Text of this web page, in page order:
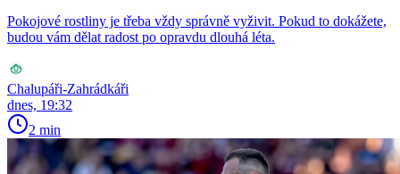
Pokojové rostliny je třeba vždy správně vyživit. Pokud to dokážete,
budou vám dělat radost po opravdu dlouhá léta.
Chalupáři-Zahrádkáři
dnes, 19:32
2 min